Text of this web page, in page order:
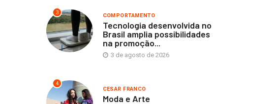
3 COMPORTAMENTO
Tecnologia desenvolvida no
Brasil amplia possibilidades
na promoção...
3 de agosto de 2026
4
CESAR FRANCO
Moda e Arte